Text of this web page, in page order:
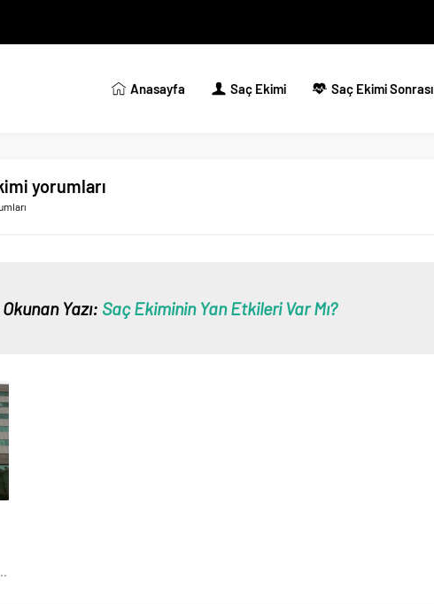
Anasayfa Saç Ekimi Saç Ekimi Sonrası
yorumları
Yazı: Saç Ekiminin Yan Etkileri Var Mı?